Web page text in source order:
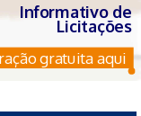
Informativo de
Licitações
gratuita aqui